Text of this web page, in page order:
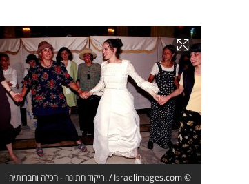
ריקוד חתונה - הכלה וחברותיה. / Israelimages.com ©